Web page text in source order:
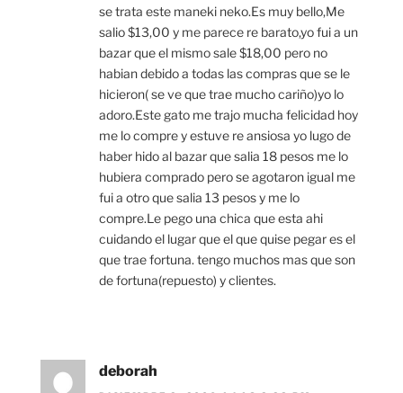
se trata este maneki neko.Es muy bello,Me
salio $13,00 y me parece re barato,yo fui a un
bazar que el mismo sale $18,00 pero no
habian debido a todas las compras que se le
hicieron( se ve que trae mucho cariño)yo lo
adoro.Este gato me trajo mucha felicidad hoy
me lo compre y estuve re ansiosa yo lugo de
haber hido al bazar que salia 18 pesos me lo
hubiera comprado pero se agotaron igual me
fui a otro que salia 13 pesos y me lo
compre.Le pego una chica que esta ahi
cuidando el lugar que el que quise pegar es el
que trae fortuna. tengo muchos mas que son
de fortuna(repuesto) y clientes.
deborah